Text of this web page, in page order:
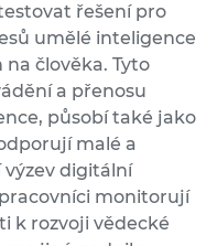
řešení pro
umělé inteligence
člověka. Tyto
a přenosu
působí také jako
malé a
digitální
monitorují
k rozvoji vědecké